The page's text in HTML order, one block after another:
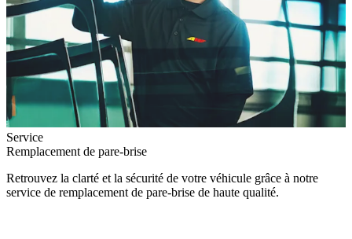
Service
Remplacement de pare-brise
Retrouvez la clarté et la sécurité de votre véhicule grâce à notre
service de remplacement de pare-brise de haute qualité.